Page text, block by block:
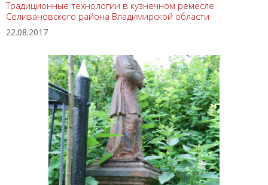
Традиционные технологии в кузнечном ремесле
Селивановского района Владимирской области
22.08.2017